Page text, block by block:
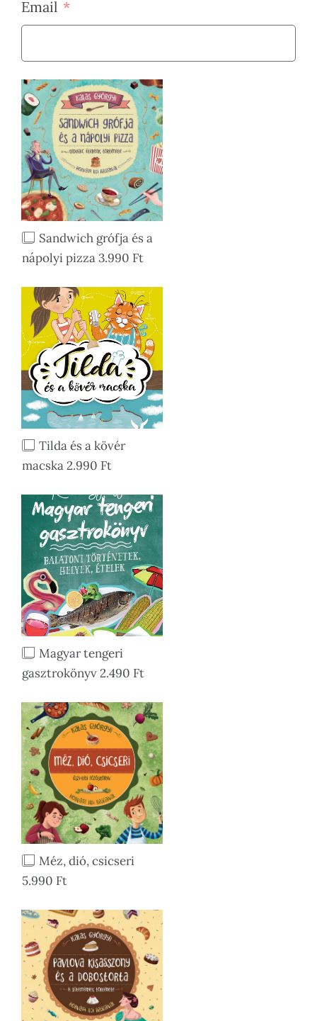
Email
Sandwich grófja és a
nápolyi pizza 3.990 Ft
Tilda és a kövér
macska 2.990 Ft
Magyar tengeri
gasztrokönyv 2.490 Ft
Méz, dió, csicseri
5.990 Ft